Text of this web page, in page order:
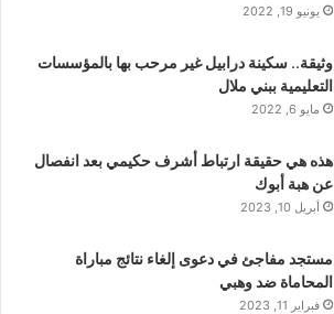
يونيو 19, 2022
وثيقة.. سكينة درابيل غير مرحب بها بالمؤسسات
التعليمية ببني ملال
مايو 6, 2022
هذه هي حقيقة ارتباط أشرف حكيمي بعد انفصال
عن هبة أبوك
أبريل 10, 2023
مستجد مفاجئ في دعوى إلغاء نتائج مباراة
المحاماة ضد وهبي
فبراير 11, 2023